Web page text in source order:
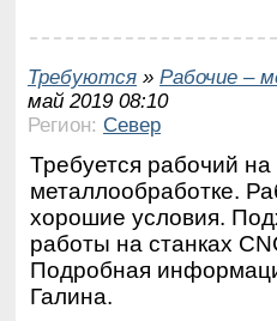
Требуются » Рабочие –
май 2019 08:10
Регион: Север
Требуется рабочий
металлообработке.
хорошие условия.
работы на станках
Подробная
Галина.